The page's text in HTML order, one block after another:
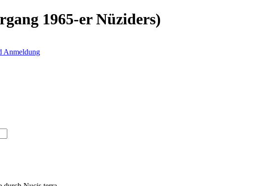
1965-er Nüziders)
Anmeldung